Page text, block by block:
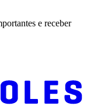
e receber